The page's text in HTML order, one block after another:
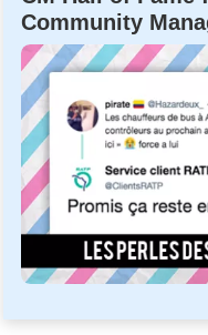
Community